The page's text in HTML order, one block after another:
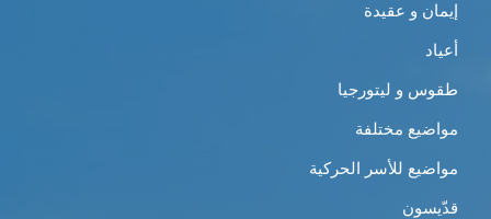
إيمان و عقيدة
أعياد
طقوس و ليتورجيا
مواضيع مختلفة
مواضيع للأسر الحركية
قدّيسون